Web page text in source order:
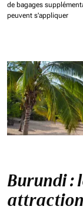
de bagages
peuvent s'appliquer
Burundi :